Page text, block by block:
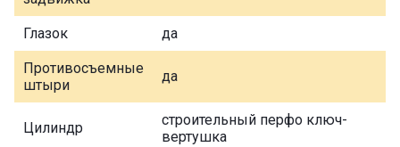
Глазок да
Противосъемные
штыри
да
Цилиндр
строительный перфо ключ-
вертушка